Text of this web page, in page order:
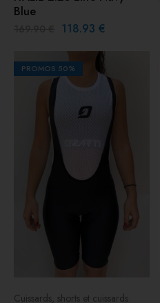
Blue
118.93 €
PROMOS 50%
Cuissards, shorts et cuissards